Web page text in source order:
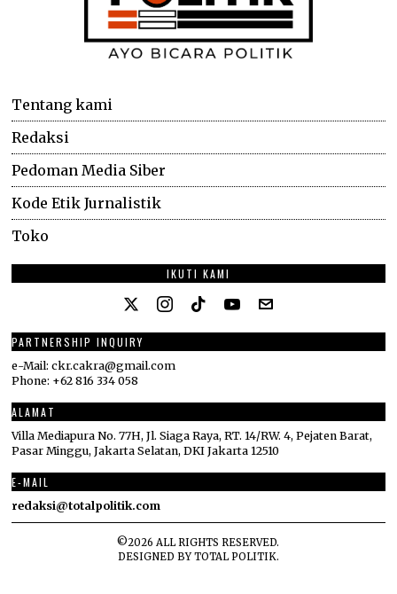
Tentang kami
Redaksi
Pedoman Media Siber
Kode Etik Jurnalistik
Toko
IKUTI KAMI
PARTNERSHIP INQUIRY
e-Mail: ckr.cakra@gmail.com
Phone: +62 816 334 058
ALAMAT
Villa Mediapura No. 77H, Jl. Siaga Raya, RT. 14/RW. 4, Pejaten Barat,
Pasar Minggu, Jakarta Selatan, DKI Jakarta 12510
E-MAIL
redaksi@totalpolitik.com
©2026 ALL RIGHTS RESERVED.
DESIGNED BYTOTAL POLITIK.